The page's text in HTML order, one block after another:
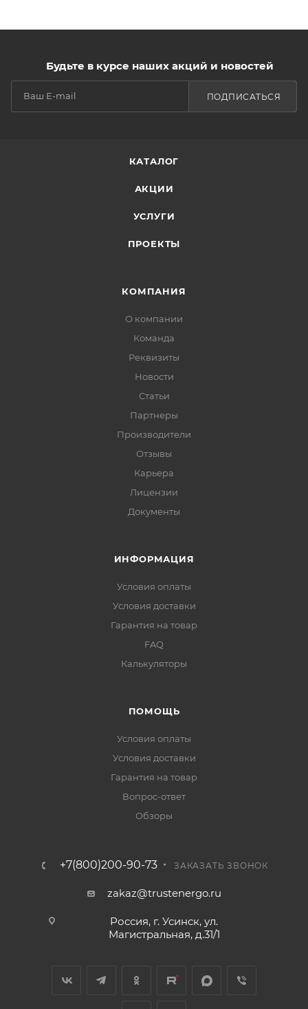
Будьте в курсе наших акций и новостей
ПОДПИСАТЬСЯ
КАТАЛОГ
АКЦИИ
УСЛУГИ
ПРОЕКТЫ
КОМПАНИЯ
О компании
Команда
Реквизиты
Новости
Статьи
Партнеры
Производители
Отзывы
Карьера
Лицензии
Документы
ИНФОРМАЦИЯ
Условия оплаты
Условия доставки
Гарантия на товар
FAQ
Калькуляторы
ПОМОЩЬ
Условия оплаты
Условия доставки
Гарантия на товар
Вопрос-ответ
Обзоры
+7(800)200-90-73 ЗАКАЗАТЬ ЗВОНОК
zakaz@trustenergo.ru
Россия, г. Усинск, ул.
Магистральная, д.31/1